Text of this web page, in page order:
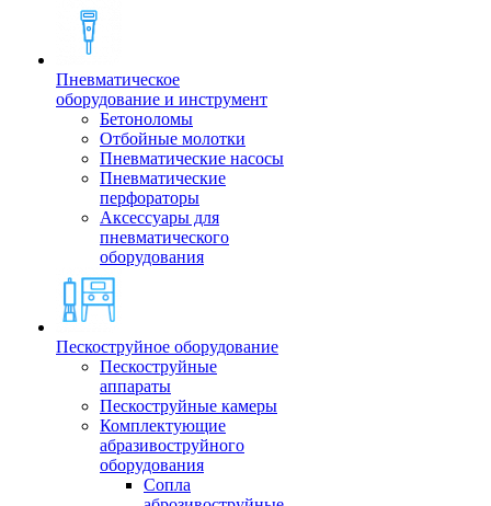
Пневматическое
оборудование и инструмент
Бетоноломы
Отбойные молотки
Пневматические насосы
Пневматические
перфораторы
Аксессуары для
пневматического
оборудования
Пескоструйное оборудование
Пескоструйные
аппараты
Пескоструйные камеры
Комплектующие
абразивоструйного
оборудования
Сопла